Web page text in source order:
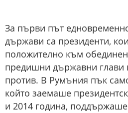
За първи път
държави са президенти,
положително към
предишни държавни глави
против. В Румъния пък
който заемаше
и 2014 година,